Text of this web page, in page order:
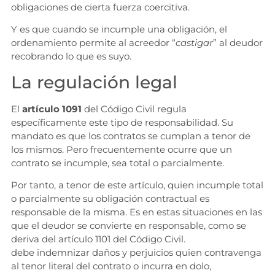
obligaciones de cierta fuerza coercitiva.
Y es que cuando se incumple una obligación, el
ordenamiento permite al acreedor “castigar” al deudor
recobrando lo que es suyo.
La regulación legal
El artículo 1091 del Código Civil regula
específicamente este tipo de responsabilidad. Su
mandato es que los contratos se cumplan a tenor de
los mismos. Pero frecuentemente ocurre que un
contrato se incumple, sea total o parcialmente.
Por tanto, a tenor de este artículo, quien incumple total
o parcialmente su obligación contractual es
responsable de la misma. Es en estas situaciones en las
que el deudor se convierte en responsable, como se
deriva del artículo 1101 del Código Civil.
debe indemnizar daños y perjuicios quien contravenga
al tenor literal del contrato o incurra en dolo,